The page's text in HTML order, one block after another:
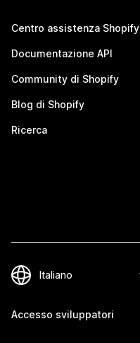
Centro assistenza Shopify
Documentazione API
Community di Shopify
Blog di Shopify
Ricerca
Accesso sviluppatori